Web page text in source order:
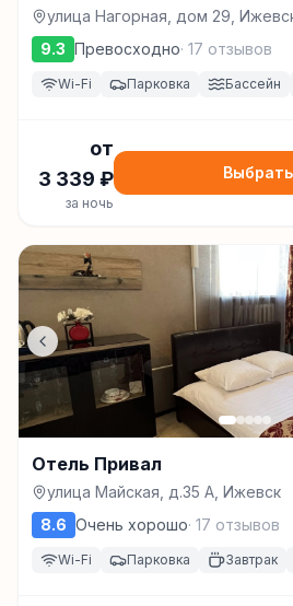
улица Нагорная, дом 29,
9.3 Превосходно· 17 отзывов
Wi-Fi Парковка Бассейн
от
3 339 ₽
за ночь
Отель Привал
улица Майская, д.35 А, Ижевск
8.6 Очень хорошо· 17 отзывов
Wi-Fi Парковка Завтрак